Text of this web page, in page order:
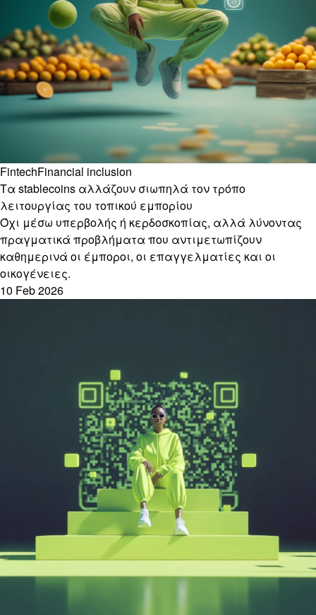
FintechFinancial inclusion
Τα stablecoins αλλάζουν σιωπηλά τον τρόπο
λειτουργίας του τοπικού εμπορίου
Όχι μέσω υπερβολής ή κερδοσκοπίας, αλλά λύνοντας
πραγματικά προβλήματα που αντιμετωπίζουν
καθημερινά οι έμποροι, οι επαγγελματίες και οι
οικογένειες.
10 Feb 2026